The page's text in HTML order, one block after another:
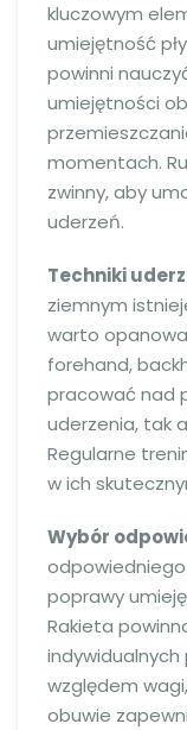
kluczowym
umiejętność
powinni
umiejętności
momentach.
zwinny, aby
uderzeń.
Techniki
ziemnym
warto
forehand,
pracować nad
uderzenia, tak
Regularne
w ich
Wybór
poprawy
Rakieta
względem
obuwie